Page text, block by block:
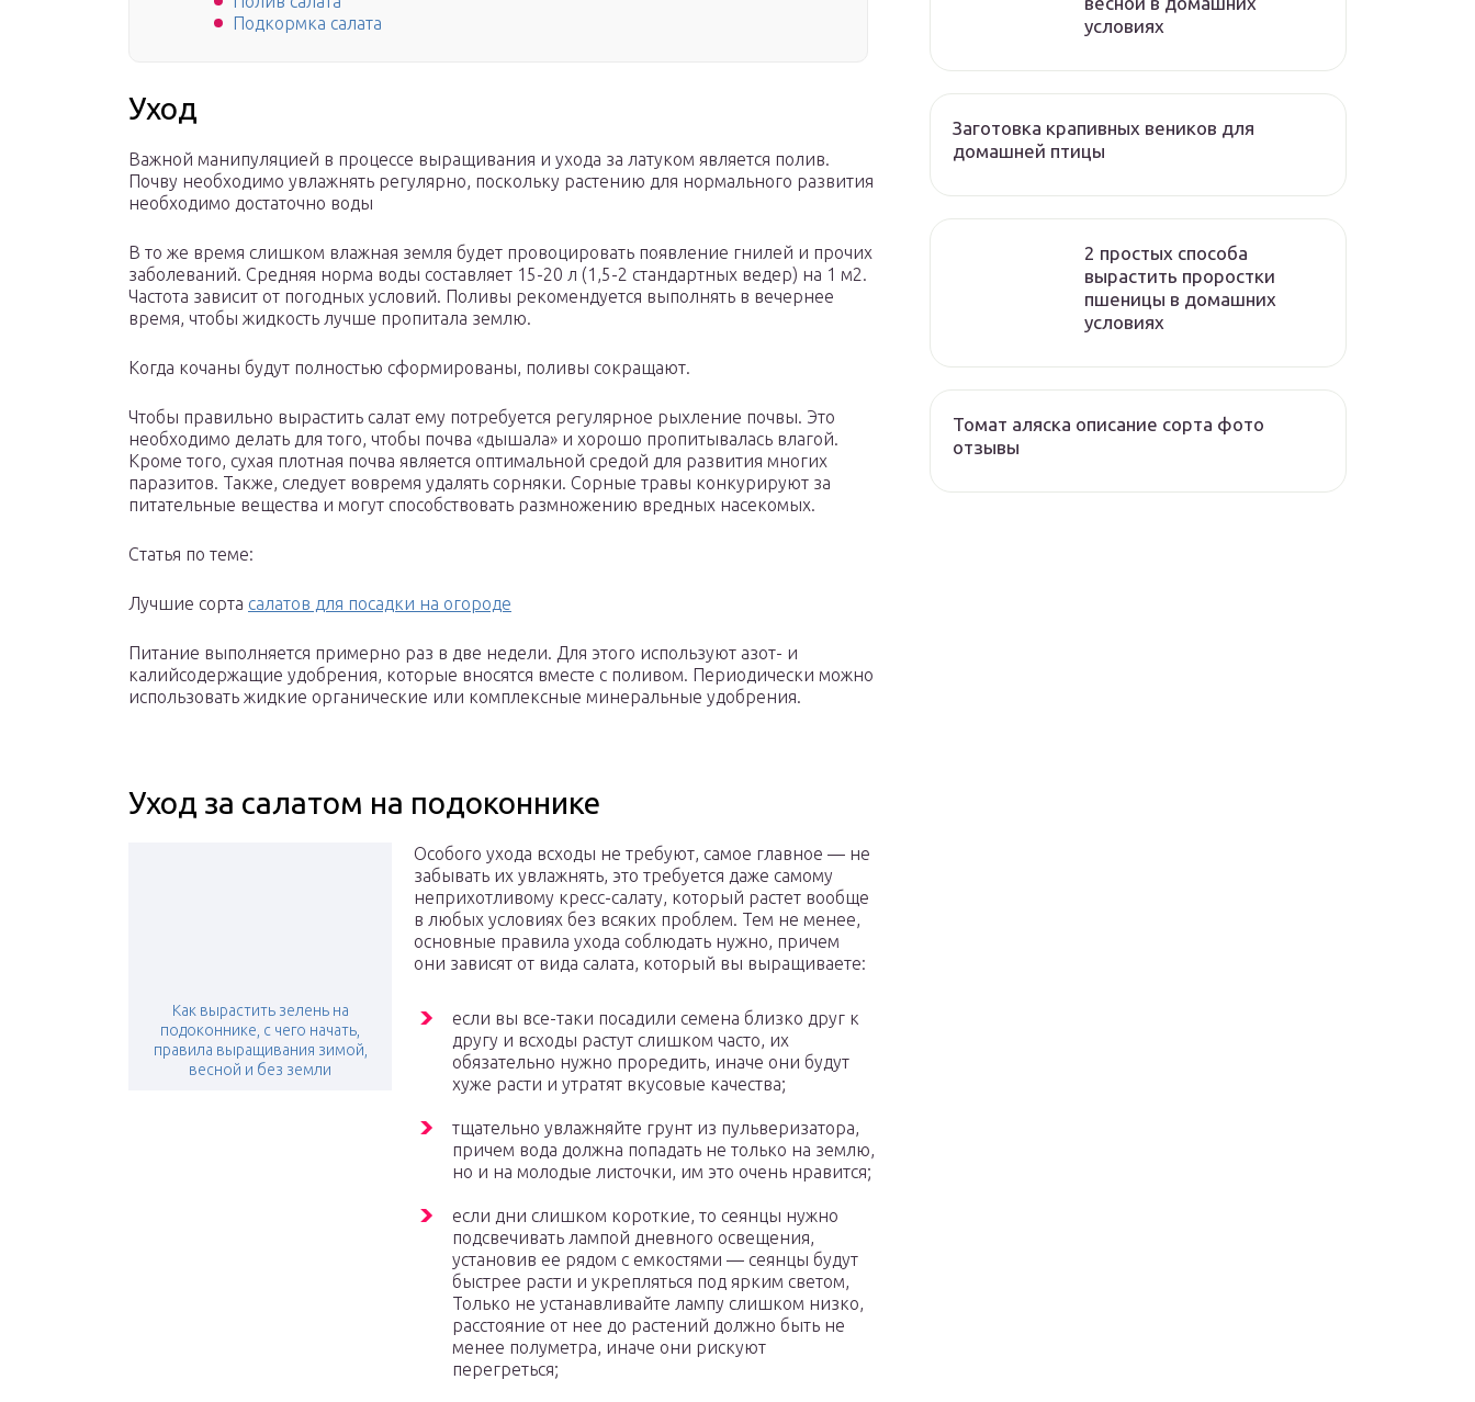
Подкормка салата
Уход
Важной манипуляцией в процессе выращивания и ухода за латуком является полив.
Почву необходимо увлажнять регулярно, поскольку растению для нормального развития
необходимо достаточно воды
В то же время слишком влажная земля будет провоцировать появление гнилей и прочих
заболеваний. Средняя норма воды составляет 15-20 л (1,5-2 стандартных ведер) на 1 м2.
Частота зависит от погодных условий. Поливы рекомендуется выполнять в вечернее
время, чтобы жидкость лучше пропитала землю.
Когда кочаны будут полностью сформированы, поливы сокращают.
Чтобы правильно вырастить салат ему потребуется регулярное рыхление почвы. Это
необходимо делать для того, чтобы почва «дышала» и хорошо пропитывалась влагой.
Кроме того, сухая плотная почва является оптимальной средой для развития многих
паразитов. Также, следует вовремя удалять сорняки. Сорные травы конкурируют за
питательные вещества и могут способствовать размножению вредных насекомых.
Статья по теме:
Лучшие сорта салатов для посадки на огороде
Питание выполняется примерно раз в две недели. Для этого используют азот- и
калийсодержащие удобрения, которые вносятся вместе с поливом. Периодически можно
использовать жидкие органические или комплексные минеральные удобрения.
Уход за салатом на подоконнике
Как вырастить зелень на
подоконнике, с чего начать,
правила выращивания зимой,
весной и без земли
Особого ухода всходы не требуют, самое главное — не
забывать их увлажнять, это требуется даже самому
неприхотливому кресс-салату, который растет вообще
в любых условиях без всяких проблем. Тем не менее,
основные правила ухода соблюдать нужно, причем
они зависят от вида салата, который вы выращиваете:
если вы все-таки посадили семена близко друг к
другу и всходы растут слишком часто, их
обязательно нужно проредить, иначе они будут
хуже расти и утратят вкусовые качества;
тщательно увлажняйте грунт из пульверизатора,
причем вода должна попадать не только на землю,
но и на молодые листочки, им это очень нравится;
если дни слишком короткие, то сеянцы нужно
подсвечивать лампой дневного освещения,
установив ее рядом с емкостями — сеянцы будут
быстрее расти и укрепляться под ярким светом,
Только не устанавливайте лампу слишком низко,
расстояние от нее до растений должно быть не
менее полуметра, иначе они рискуют
перегреться;
условиях
Заготовка крапивных веников для
домашней птицы
2 простых способа
вырастить проростки
пшеницы в домашних
условиях
Томат аляска описание сорта фото
отзывы